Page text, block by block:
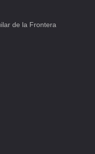
de la Frontera